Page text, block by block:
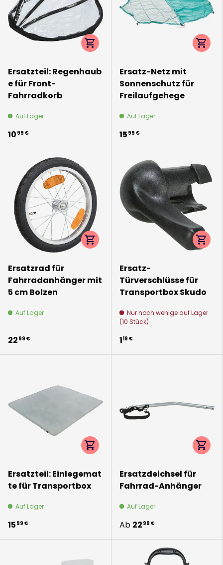
Ersatzteil: Regenhaub
e für Front-
Fahrradkorb
Auf Lager
10 99 €
Optionen auswählen
Ersatz-Netz mit
Sonnenschutz für
Freilaufgehege
Auf Lager
15 99 €
Ersatzrad für
Fahrradanhänger mit
5 cm Bolzen
Auf Lager
22 99 €
Optionen auswählen
Ersatz-
Türverschlüsse für
Transportbox Skudo
Nur noch wenige auf Lager
(10 Stück)
119 €
Ersatzteil: Einlegemat
te für Transportbox
Auf Lager
15 99 €
Optionen auswählen
Ersatzdeichsel für
Fahrrad-Anhänger
Auf Lager
Ab 22 99 €